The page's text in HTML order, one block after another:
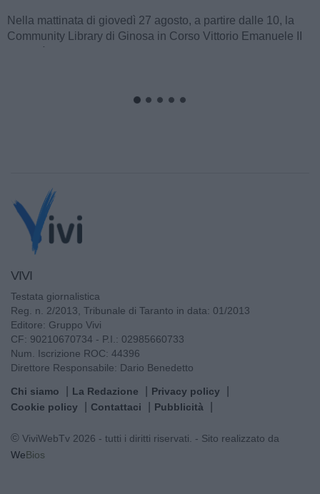
GINOSA
L’attenzione sull'approvvigionamento idrico nel Tarantino
VIVI
Testata giornalistica
Reg. n. 2/2013, Tribunale di Taranto in data: 01/2013
Editore: Gruppo Vivi
CF: 90210670734 - P.I.: 02985660733
Num. Iscrizione ROC: 44396
Direttore Responsabile: Dario Benedetto
Chi siamo La Redazione
Privacy policy
Cookie policy
Contattaci Pubblicità
© ViviWebTv 2026 - tutti i diritti riservati. - Sito realizzato da
WeBios